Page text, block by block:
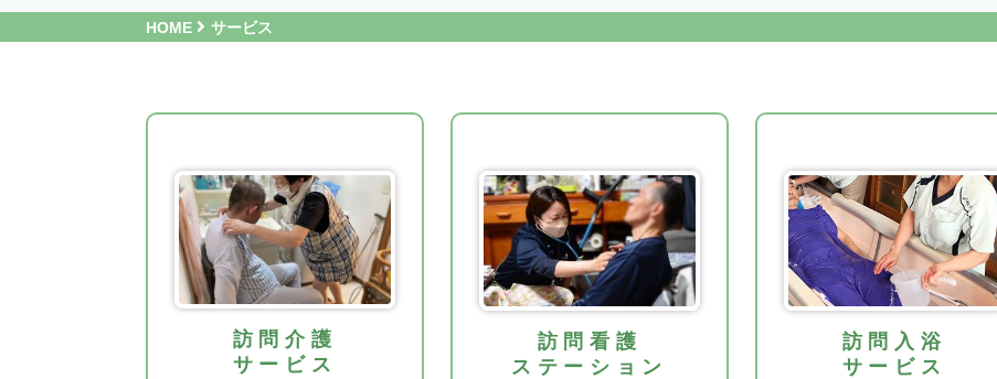
HOME サービス
訪問介護
サービス
訪問看護
ステーション
訪問入浴
サービス